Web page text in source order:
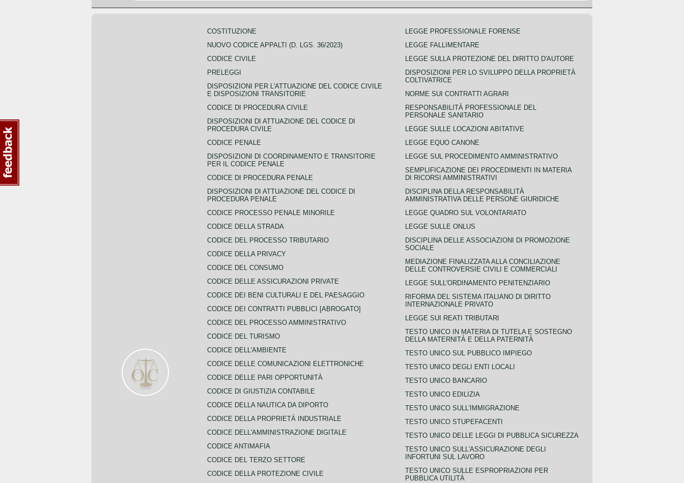
COSTITUZIONE
NUOVO CODICE APPALTI (D. LGS. 36/2023)
CODICE CIVILE
PRELEGGI
DISPOSIZIONI PER L'ATTUAZIONE DEL CODICE CIVILE
E DISPOSIZIONI TRANSITORIE
CODICE DI PROCEDURA CIVILE
DISPOSIZIONI DI ATTUAZIONE DEL CODICE DI
PROCEDURA CIVILE
CODICE PENALE
DISPOSIZIONI DI COORDINAMENTO E TRANSITORIE
PER IL CODICE PENALE
CODICE DI PROCEDURA PENALE
DISPOSIZIONI DI ATTUAZIONE DEL CODICE DI
PROCEDURA PENALE
CODICE PROCESSO PENALE MINORILE
CODICE DELLA STRADA
CODICE DEL PROCESSO TRIBUTARIO
CODICE DELLA PRIVACY
CODICE DEL CONSUMO
CODICE DELLE ASSICURAZIONI PRIVATE
CODICE DEI BENI CULTURALI E DEL PAESAGGIO
CODICE DEI CONTRATTI PUBBLICI [ABROGATO]
CODICE DEL PROCESSO AMMINISTRATIVO
CODICE DEL TURISMO
CODICE DELL'AMBIENTE
CODICE DELLE COMUNICAZIONI ELETTRONICHE
CODICE DELLE PARI OPPORTUNITÀ
CODICE DI GIUSTIZIA CONTABILE
CODICE DELLA NAUTICA DA DIPORTO
CODICE DELLA PROPRIETÀ INDUSTRIALE
CODICE DELL'AMMINISTRAZIONE DIGITALE
CODICE ANTIMAFIA
CODICE DEL TERZO SETTORE
CODICE DELLA PROTEZIONE CIVILE
LEGGE PROFESSIONALE FORENSE
LEGGE FALLIMENTARE
LEGGE SULLA PROTEZIONE DEL DIRITTO D'AUTORE
DISPOSIZIONI PER LO SVILUPPO DELLA PROPRIETÀ
COLTIVATRICE
NORME SUI CONTRATTI AGRARI
RESPONSABILITÀ PROFESSIONALE DEL
PERSONALE SANITARIO
LEGGE SULLE LOCAZIONI ABITATIVE
LEGGE EQUO CANONE
LEGGE SUL PROCEDIMENTO AMMINISTRATIVO
SEMPLIFICAZIONE DEI PROCEDIMENTI IN MATERIA
DI RICORSI AMMINISTRATIVI
DISCIPLINA DELLA RESPONSABILITÀ
AMMINISTRATIVA DELLE PERSONE GIURIDICHE
LEGGE QUADRO SUL VOLONTARIATO
LEGGE SULLE ONLUS
DISCIPLINA DELLE ASSOCIAZIONI DI PROMOZIONE
SOCIALE
MEDIAZIONE FINALIZZATA ALLA CONCILIAZIONE
DELLE CONTROVERSIE CIVILI E COMMERCIALI
LEGGE SULL'ORDINAMENTO PENITENZIARIO
RIFORMA DEL SISTEMA ITALIANO DI DIRITTO
INTERNAZIONALE PRIVATO
LEGGE SUI REATI TRIBUTARI
TESTO UNICO IN MATERIA DI TUTELA E SOSTEGNO
DELLA MATERNITÀ E DELLA PATERNITÀ
TESTO UNICO SUL PUBBLICO IMPIEGO
TESTO UNICO DEGLI ENTI LOCALI
TESTO UNICO BANCARIO
TESTO UNICO EDILIZIA
TESTO UNICO SULL'IMMIGRAZIONE
TESTO UNICO STUPEFACENTI
TESTO UNICO DELLE LEGGI DI PUBBLICA SICUREZZA
TESTO UNICO SULL'ASSICURAZIONE DEGLI
INFORTUNI SUL LAVORO
TESTO UNICO SULLE ESPROPRIAZIONI PER
PUBBLICA UTILITÀ